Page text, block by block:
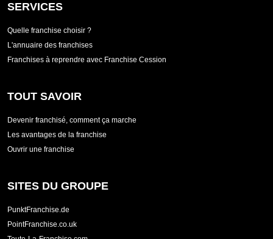
SERVICES
Quelle franchise choisir ?
L'annuaire des franchises
Franchises à reprendre avec Franchise Cession
TOUT SAVOIR
Devenir franchisé, comment ça marche
Les avantages de la franchise
Ouvrir une franchise
SITES DU GROUPE
PunktFranchise.de
PointFranchise.co.uk